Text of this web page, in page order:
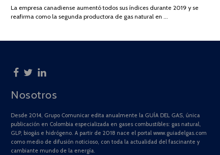
2025
La empresa canadiense aumentó todos sus índices durante 2019 y se
reafirma como la segunda productora de gas natural en …
Nosotros
Desde 2014, Grupo Comunicar edita anualmente la GUÍA DEL GAS, única
publicación en Colombia especializada en gases combustibles: gas natural,
GLP, biogás e hidrógeno. A partir de 2018 nace el portal www.guiadelgas.com
como medio de difusión noticioso, con toda la actualidad del fascinante y
cambiante mundo de la energía.